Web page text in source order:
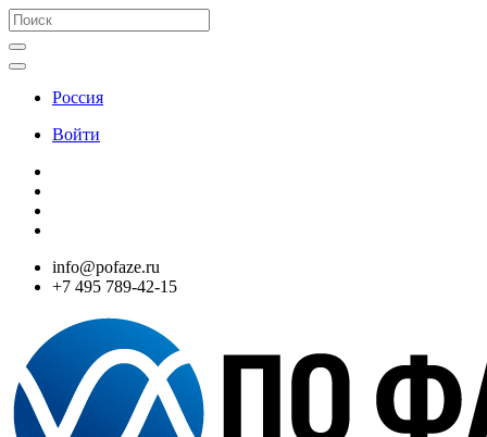
Россия
Войти
info@pofaze.ru
+7 495 789-42-15